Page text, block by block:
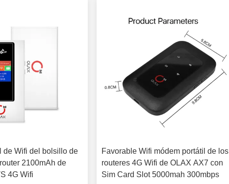
de Wifi del bolsillo de
2100mAh de
4G Wifi
Favorable Wifi módem portátil de los
routeres 4G Wifi de OLAX AX7 con
Sim Card Slot 5000mah 300mbps